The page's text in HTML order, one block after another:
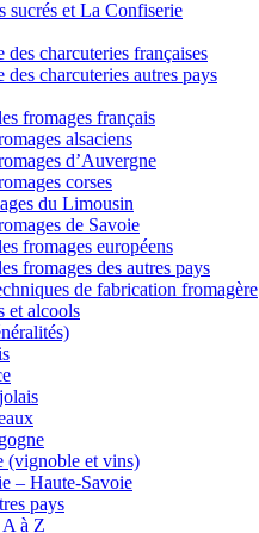
sucrés et La Confiserie
charcuteries françaises
charcuteries autres pays
fromages français
alsaciens
d’Auvergne
corses
du Limousin
de Savoie
fromages européens
fromages des autres pays
de fabrication fromagère
et alcools
(vignoble et vins)
– Haute-Savoie
pays
A à Z